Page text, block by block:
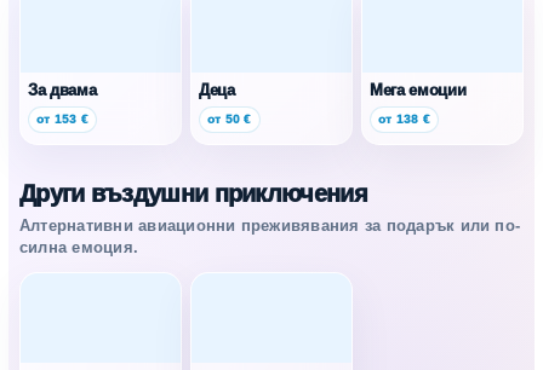
За двама
от 153 €
Деца
от 50 €
Мега емоции
от 138 €
Други въздушни приключения
Алтернативни авиационни преживявания за подарък или по-
силна емоция.